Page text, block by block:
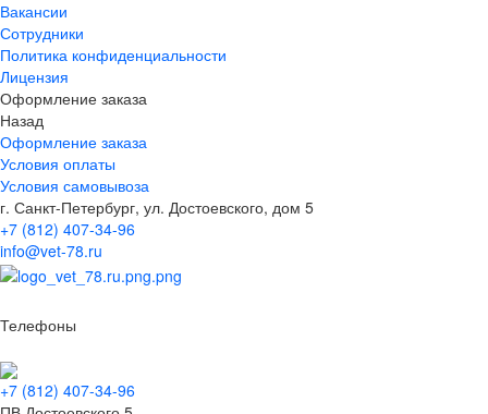
Вакансии
Сотрудники
Политика конфиденциальности
Лицензия
Оформление заказа
Назад
Оформление заказа
Условия оплаты
Условия самовывоза
г. Санкт-Петербург, ул. Достоевского, дом 5
+7 (812) 407-34-96
info@vet-78.ru
Телефоны
+7 (812) 407-34-96